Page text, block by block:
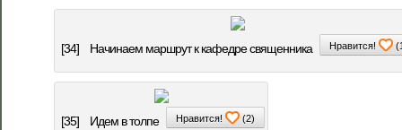
[34] Начинаем маршрут к кафедре священника Нравится! (
[35] Идем в толпе Нравится! (2)